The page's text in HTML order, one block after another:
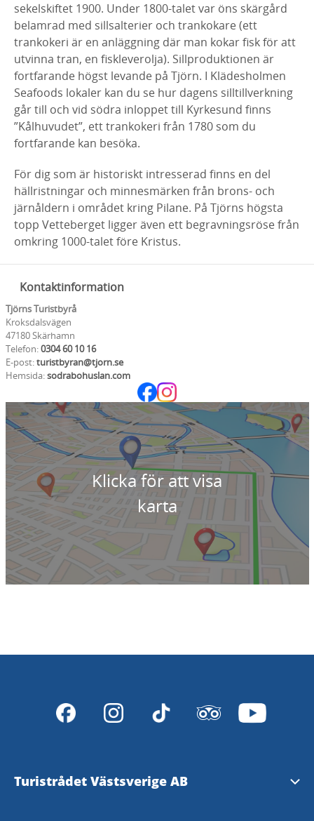
sekelskiftet 1900. Under 1800-talet var öns skärgård
belamrad med sillsalterier och trankokare (ett
trankokeri är en anläggning där man kokar fisk för att
utvinna tran, en fiskleverolja). Sillproduktionen är
fortfarande högst levande på Tjörn. I Klädesholmen
Seafoods lokaler kan du se hur dagens silltillverkning
går till och vid södra inloppet till Kyrkesund finns
”Kålhuvudet”, ett trankokeri från 1780 som du
fortfarande kan besöka.
För dig som är historiskt intresserad finns en del
hällristningar och minnesmärken från brons- och
järnåldern i området kring Pilane. På Tjörns högsta
topp Vetteberget ligger även ett begravningsröse från
omkring 1000-talet före Kristus.
Kontaktinformation
Tjörns Turistbyrå
Kroksdalsvägen
47180 Skärhamn
Telefon:0304 60 10 16
E-post:turistbyran@tjorn.se
Hemsida:sodrabohuslan.com
Klicka för att visa
karta
Turistrådet Västsverige AB